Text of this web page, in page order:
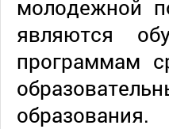
молодежной
являются
программам
образования.